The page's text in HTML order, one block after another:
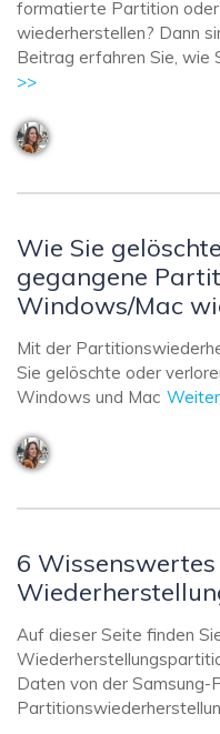
formatierte Partition oder
wiederherstellen? Dann
Beitrag erfahren Sie, wie
>>
Wie Sie
gegangene
Windows/Mac
Mit der
Sie gelöschte oder
Windows und Mac
6
Auf dieser Seite finden
Daten von der